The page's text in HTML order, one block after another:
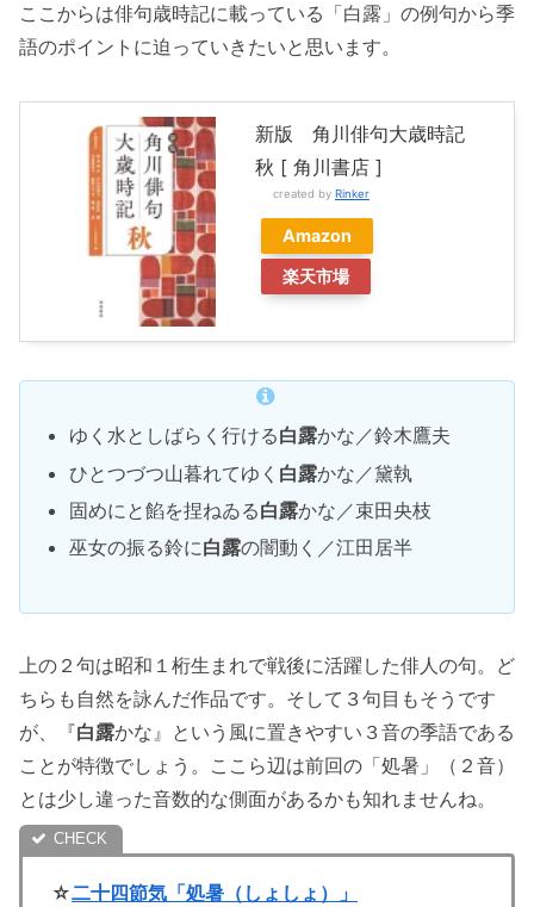
ここからは俳句歳時記に載っている「白露」の例句から季
語のポイントに迫っていきたいと思います。
新版 角川俳句大歳時記
秋 [ 角川書店 ]
created by Rinker
Amazon
楽天市場
ゆく水としばらく行ける白露かな／鈴木鷹夫
ひとつづつ山暮れてゆく 白露かな／黛執
固めにと餡を捏ねゐる白露かな／束田央枝
巫女の振る鈴に白露の闇動く／江田居半
上の２句は昭和１桁生まれで戦後に活躍した俳人の句。ど
ちらも自然を詠んだ作品です。そして３句目もそうです
が、『白露かな』という風に置きやすい３音の季語である
ことが特徴でしょう。ここら辺は前回の「処暑」（２音）
とは少し違った音数的な側面があるかも知れませんね。
☆二十四節気「処暑（しょしょ）」